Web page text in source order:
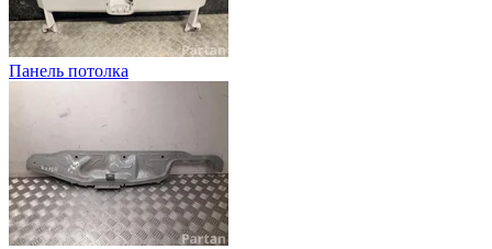
Панель потолка